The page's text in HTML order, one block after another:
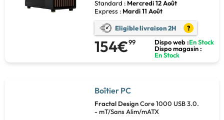
Standard : Mercredi 12 Août
Express : Mardi 11 Août
Eligible livraison 2H ?
154€99 Dispo web :En Stock
Dispo magasin :
En Stock
Boîtier PC
Fractal DesignCore 1000 USB 3.0.
- mT/Sans Alim/mATX